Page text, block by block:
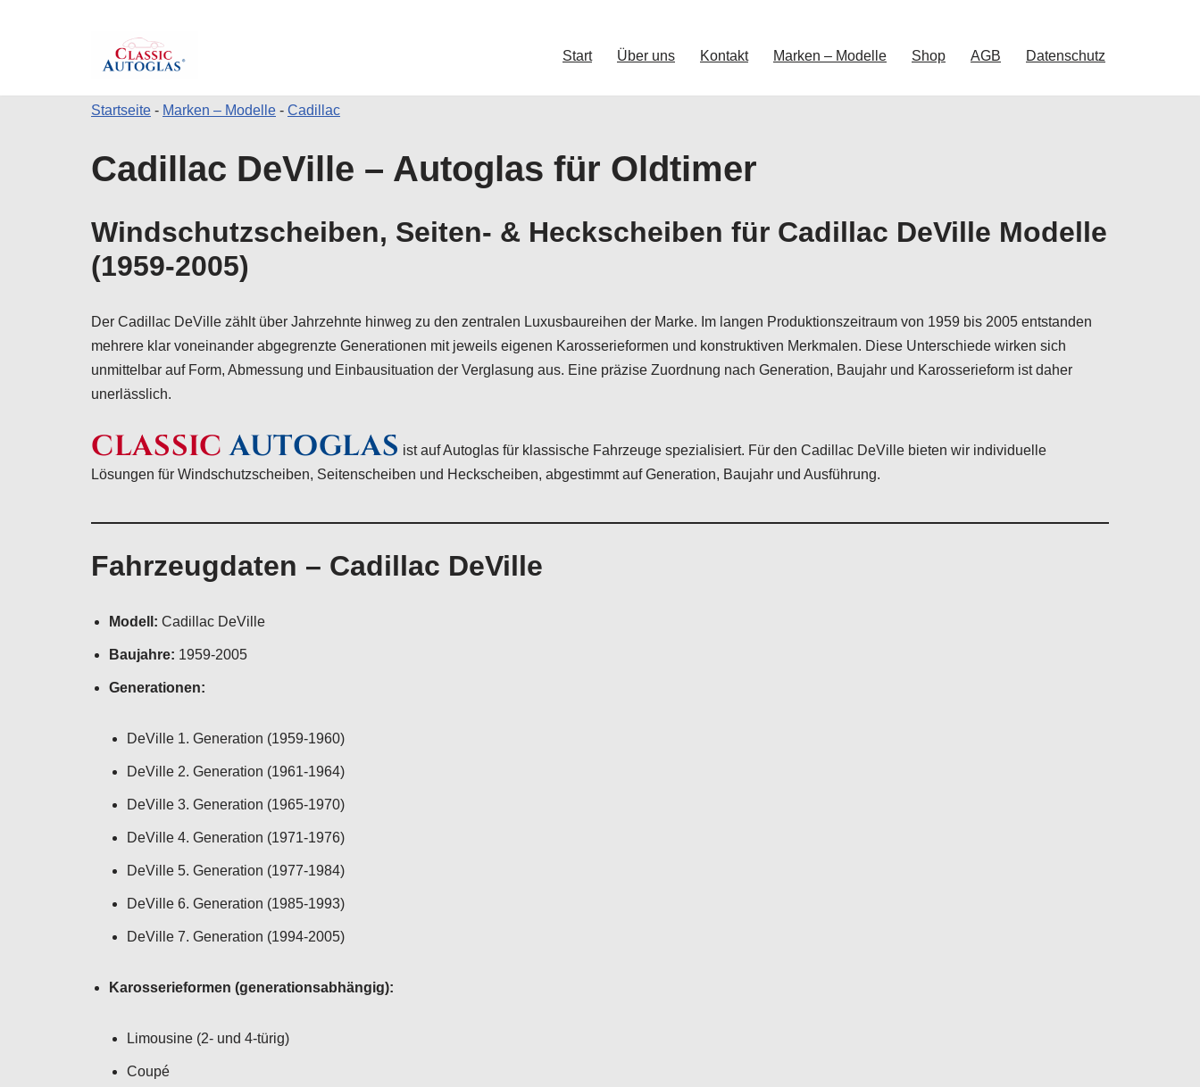
Start Über uns Kontakt Marken – Modelle Shop AGB Datenschutz
Startseite - Marken – Modelle - Cadillac
Cadillac DeVille – Autoglas für Oldtimer
Windschutzscheiben, Seiten- & Heckscheiben für Cadillac DeVille Modelle
(1959-2005)
Der Cadillac DeVille zählt über Jahrzehnte hinweg zu den zentralen Luxusbaureihen der Marke. Im langen Produktionszeitraum von 1959 bis 2005 entstanden
mehrere klar voneinander abgegrenzte Generationen mit jeweils eigenen Karosserieformen und konstruktiven Merkmalen. Diese Unterschiede wirken sich
unmittelbar auf Form, Abmessung und Einbausituation der Verglasung aus. Eine präzise Zuordnung nach Generation, Baujahr und Karosserieform ist daher
unerlässlich.
CLASSIC AUTOGLAS ist auf Autoglas für klassische Fahrzeuge spezialisiert. Für den Cadillac DeVille bieten wir individuelle
Lösungen für Windschutzscheiben, Seitenscheiben und Heckscheiben, abgestimmt auf Generation, Baujahr und Ausführung.
Fahrzeugdaten – Cadillac DeVille
Modell: Cadillac DeVille
Baujahre: 1959-2005
Generationen:
DeVille 1. Generation (1959-1960)
DeVille 2. Generation (1961-1964)
DeVille 3. Generation (1965-1970)
DeVille 4. Generation (1971-1976)
DeVille 5. Generation (1977-1984)
DeVille 6. Generation (1985-1993)
DeVille 7. Generation (1994-2005)
Karosserieformen (generationsabhängig):
Limousine (2- und 4-türig)
Coupé